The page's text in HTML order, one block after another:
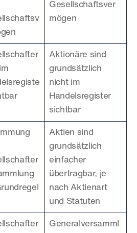
Gesellschaftsver
mögen
Aktionäre sind
grundsätzlich
nicht im
Handelsregister
sichtbar
Aktien sind
grundsätzlich
einfacher
übertragbar, je
nach Aktienart
und Statuten
Generalversamml